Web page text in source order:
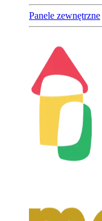
Panele zewnętrzne